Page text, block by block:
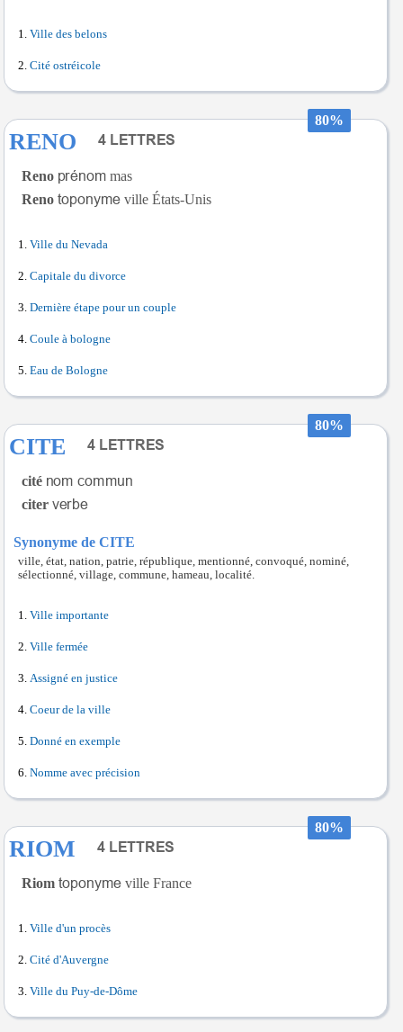
Ville des belons
Cité ostréicole
80%
RENO
Reno
mas
Reno
ville États-Unis
Ville du Nevada
Capitale du divorce
Dernière étape pour un couple
Coule à bologne
Eau de Bologne
80%
CITE
cité
citer
Synonyme de CITE
ville, état, nation, patrie, république, mentionné, convoqué, nominé,
sélectionné, village, commune, hameau, localité.
Ville importante
Ville fermée
Assigné en justice
Coeur de la ville
Donné en exemple
Nomme avec précision
80%
RIOM
Riom ville France
Ville d'un procès
Cité d'Auvergne
Ville du Puy-de-Dôme